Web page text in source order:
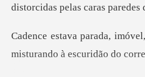
distorcidas
mist